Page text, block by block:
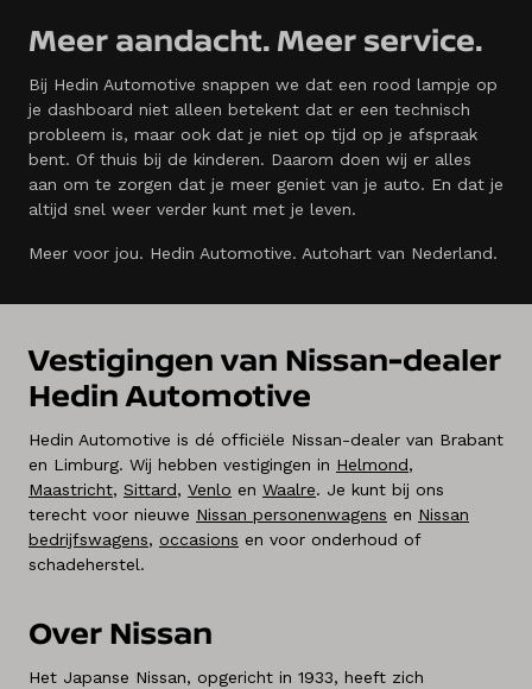
Meer aandacht. Meer service.
Bij Hedin Automotive snappen we dat een rood lampje op
je dashboard niet alleen betekent dat er een technisch
probleem is, maar ook dat je niet op tijd op je afspraak
bent. Of thuis bij de kinderen. Daarom doen wij er alles
aan om te zorgen dat je meer geniet van je auto. En dat je
altijd snel weer verder kunt met je leven.
Meer voor jou. Hedin Automotive. Autohart van Nederland.
Vestigingen van Nissan-dealer
Hedin Automotive
Hedin Automotive is dé officiële Nissan-dealer van Brabant
en Limburg. Wij hebben vestigingen in Helmond,
Maastricht, Sittard, Venlo en Waalre. Je kunt bij ons
terecht voor nieuwe Nissan personenwagens en Nissan
bedrijfswagens, occasions en voor onderhoud of
schadeherstel.
Over Nissan
Het Japanse Nissan, opgericht in 1933, heeft zich